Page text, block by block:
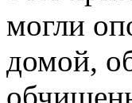
могли
домой,